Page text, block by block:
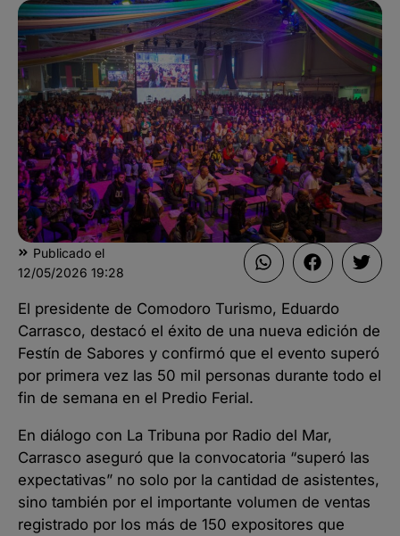
Publicado el
12/05/2026 19:28
El presidente de Comodoro Turismo, Eduardo
Carrasco, destacó el éxito de una nueva edición de
Festín de Sabores y confirmó que el evento superó
por primera vez las 50 mil personas durante todo el
fin de semana en el Predio Ferial.
En diálogo con La Tribuna por Radio del Mar,
Carrasco aseguró que la convocatoria “superó las
expectativas” no solo por la cantidad de asistentes,
sino también por el importante volumen de ventas
registrado por los más de 150 expositores que